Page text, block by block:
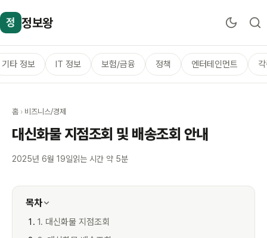
정 정보왕
기타 정보 IT 정보 보험/금융 정책 엔터테인먼트
홈 › 비즈니스/경제
대신화물 지점조회 및 배송조회 안내
2025년 6월 19일읽는 시간 약 5분
목차
1. 대신화물 지점조회